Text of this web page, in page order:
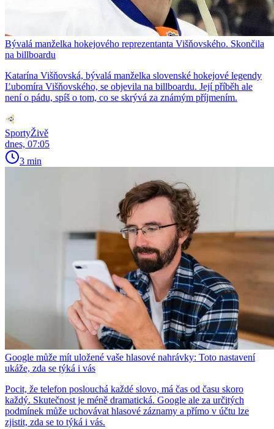
Bývalá manželka hokejového reprezentanta Višňovského. Skončila
na billboardu
Katarína Višňovská, bývalá manželka slovenské hokejové legendy
Ľubomíra Višňovského, se objevila na billboardu. Její příběh ale
není o pádu, spíš o tom, co se skrývá za známým příjmením.
SportyŽivě
dnes, 07:05
3 min
Google může mít uložené vaše hlasové nahrávky: Toto nastavení
ukáže, zda se týká i vás
Pocit, že telefon poslouchá každé slovo, má čas od času skoro
každý. Skutečnost je méně dramatická. Google ale za určitých
podmínek může uchovávat hlasové záznamy a přímo v účtu lze
zjistit, zda se to týká i vás.